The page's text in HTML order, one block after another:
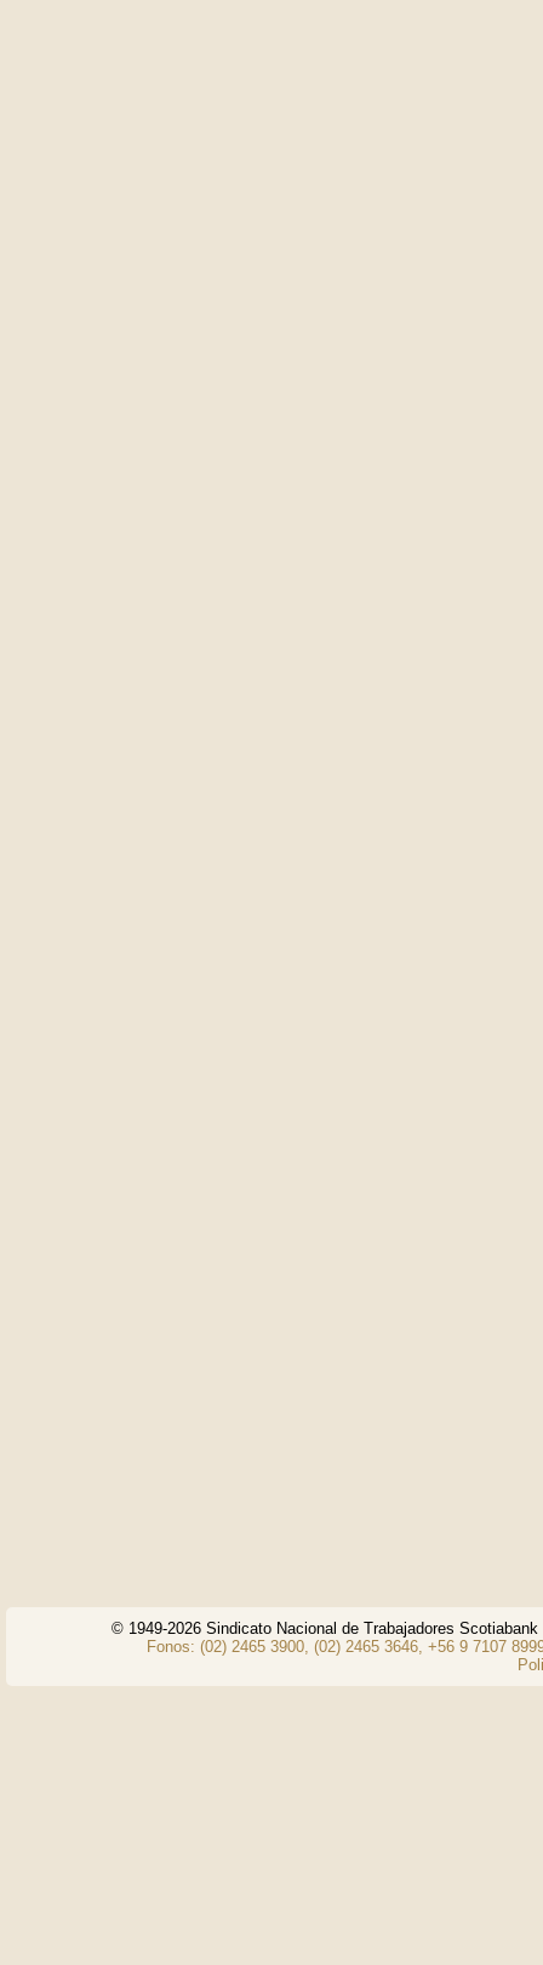
© 1949-2026 Sindicato Nacional de Trabajadores
Fonos: (02) 2465 3900, (02) 2465 3646, +56 9 7107